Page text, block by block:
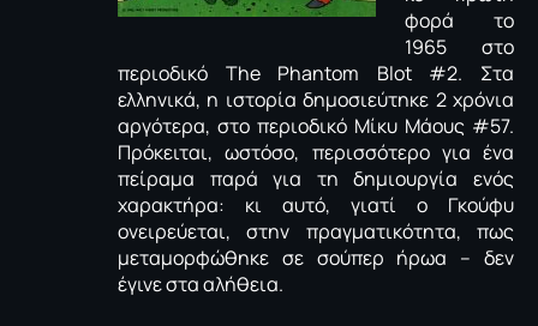
φορά το
1965 στο
περιοδικό The Phantom Blot #2. Στα
ελληνικά, η ιστορία δημοσιεύτηκε 2 χρόνια
αργότερα, στο περιοδικό Μίκυ Μάους #57.
Πρόκειται, ωστόσο, περισσότερο για ένα
πείραμα παρά για τη δημιουργία ενός
χαρακτήρα: κι αυτό, γιατί ο Γκούφυ
ονειρεύεται, στην πραγματικότητα, πως
μεταμορφώθηκε σε σούπερ ήρωα – δεν
έγινε στα αλήθεια.